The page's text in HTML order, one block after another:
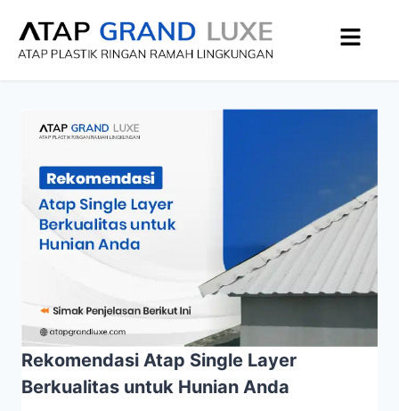
Rekomendasi Atap Single Layer
Berkualitas untuk Hunian Anda